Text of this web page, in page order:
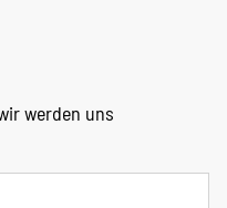
werden uns